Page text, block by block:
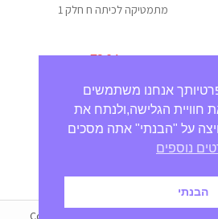
מתמטיקה לכיתה ח חלק 1
₪72.04
Copyright © 2021
אנחנו משתמשים
חוויית הגלישה,ולנתח את
על "הבנתי" אתה מסכים
נוספים
הבנתי